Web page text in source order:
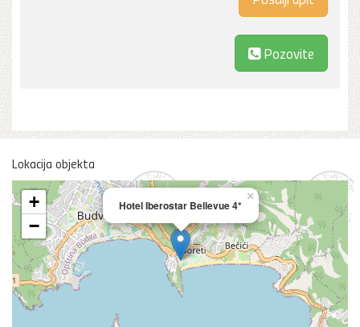
Pozovite
Lokacija objekta
Hotel Iberostar Bellevue 4*
×
+
−